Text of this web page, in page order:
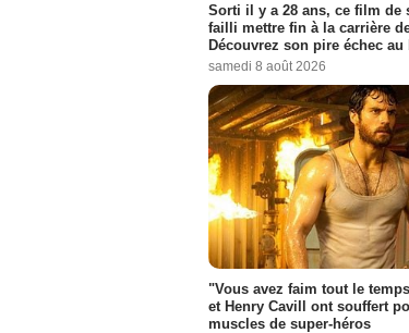
Sorti il y a 28 ans, ce film de
failli mettre fin à la carrière
Découvrez son pire échec au
samedi 8 août 2026
"Vous avez faim tout le
et Henry Cavill ont souffert
muscles de super-héros